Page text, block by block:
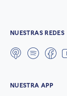
NUESTRAS REDES
NUESTRA APP